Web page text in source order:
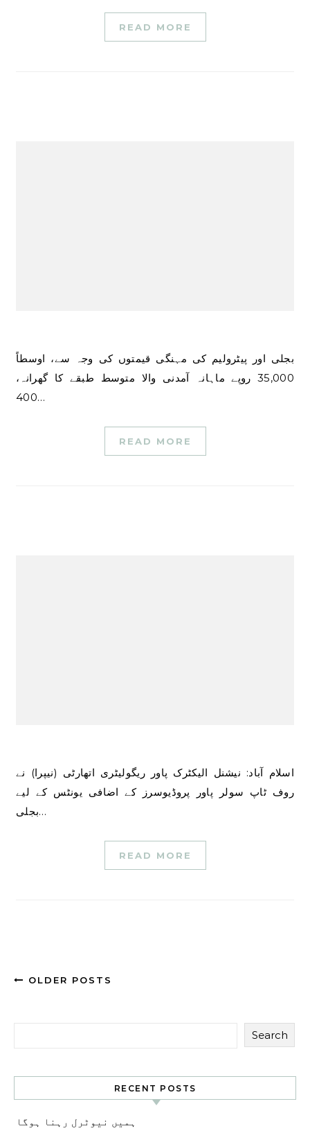
READ MORE
بجلی اور پیٹرولیم کی مہنگی قیمتوں کی وجہ سے، اوسطاً
35,000 روپے ماہانہ آمدنی والا متوسط ​​طبقے کا گھرانہ،
400…
READ MORE
اسلام آباد: نیشنل الیکٹرک پاور ریگولیٹری اتھارٹی (نیپرا) نے
روف ٹاپ سولر پاور پروڈیوسرز کے اضافی یونٹس کے لیے
بجلی…
READ MORE
OLDER POSTS
Search
RECENT POSTS
ہمیں نیوٹرل رہنا ہوگا